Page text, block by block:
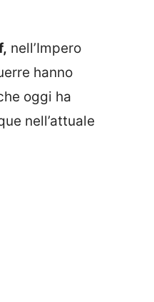
nell’Impero
hanno
oggi ha
nell’attuale